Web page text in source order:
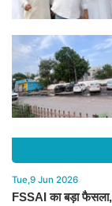
Tue,9 Jun 2026
FSSAI का बड़ा फैसला,